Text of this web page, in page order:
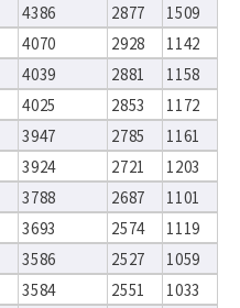
4386 2877
1509
4070 2928
1142
4039 2881
1158
4025 2853
1172
3947 2785
1161
3924 2721
1203
3788 2687
1101
3693 2574
1119
3586 2527
1059
3584 2551
1033